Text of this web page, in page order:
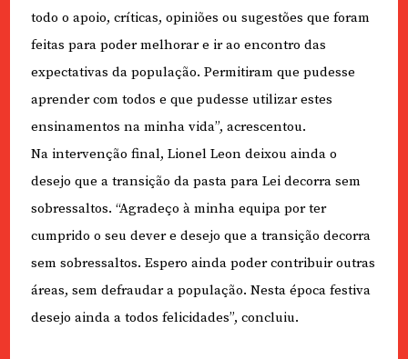
todo o apoio, críticas, opiniões ou sugestões que foram
feitas para poder melhorar e ir ao encontro das
expectativas da população. Permitiram que pudesse
aprender com todos e que pudesse utilizar estes
ensinamentos na minha vida”, acrescentou.
Na intervenção final, Lionel Leon deixou ainda o
desejo que a transição da pasta para Lei decorra sem
sobressaltos. “Agradeço à minha equipa por ter
cumprido o seu dever e desejo que a transição decorra
sem sobressaltos. Espero ainda poder contribuir outras
áreas, sem defraudar a população. Nesta época festiva
desejo ainda a todos felicidades”, concluiu.